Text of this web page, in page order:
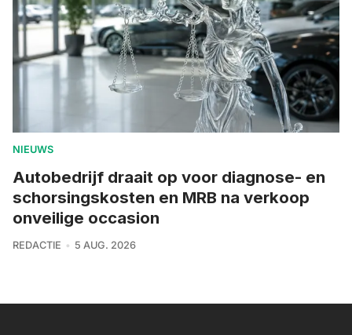
NIEUWS
Autobedrijf draait op voor diagnose- en
schorsingskosten en MRB na verkoop
onveilige occasion
REDACTIE 5 AUG. 2026